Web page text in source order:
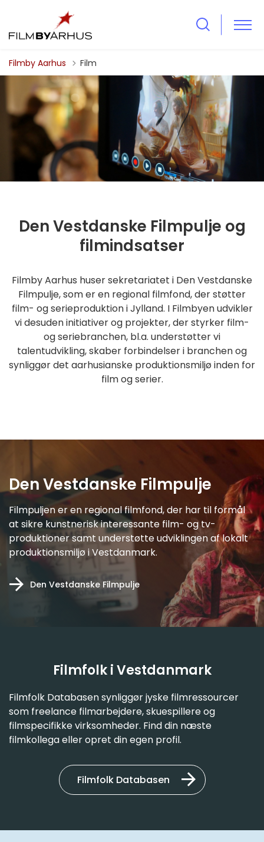
Filmby Aarhus Film
Den Vestdanske Filmpulje og
filmindsatser
Filmby Aarhus huser sekretariatet i Den Vestdanske
Filmpulje, som er en regional filmfond, der støtter
film- og serieproduktion i Jylland. I Filmbyen udvikler
vi desuden initiativer og projekter, der styrker film-
og seriebranchen, bl.a. understøtter vi
talentudvikling, skaber forbindelser i branchen og
synliggør det aarhusianske produktionsmiljø inden for
film og serier.
Den Vestdanske Filmpulje
Filmpuljen er en regional filmfond, der har til formål
at sikre kunstnerisk interessante film- og tv-
produktioner samt understøtte udviklingen af lokalt
produktionsmiljø i Vestdanmark.
Den Vestdanske Filmpulje
Filmfolk i Vestdanmark
Filmfolk Databasen synliggør jyske filmressourcer
som freelance filmarbejdere, skuespillere og
filmspecifikke virksomheder. Find din næste
filmkollega eller opret din egen profil.
Filmfolk Databasen